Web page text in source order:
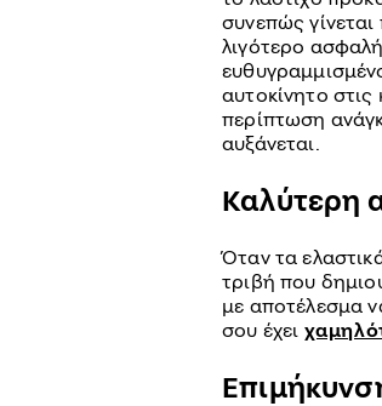
συνεπώς
λιγότερο
αυτοκίνητο στις
περίπτωση
αυξάνεται.
Καλύτερη
Όταν τα
τριβή που
με αποτέλεσμα
σου έχει